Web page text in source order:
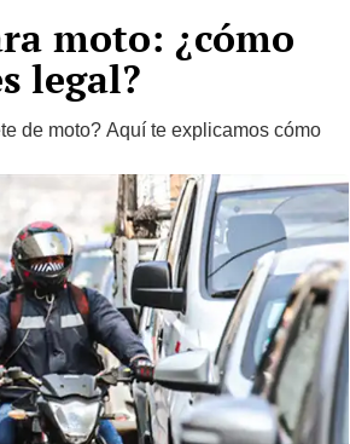
moto: ¿cómo
legal?
de moto? Aquí te explicamos cómo